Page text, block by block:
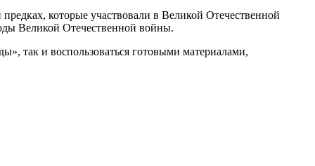
которые участвовали в Великой Отечественной
Великой Отечественной войны.
так и воспользоваться готовыми материалами,